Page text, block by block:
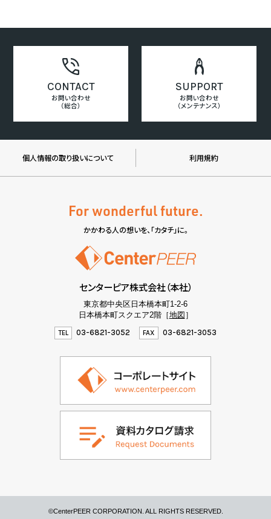
CONTACT
お問い合わせ
（総合）
SUPPORT
お問い合わせ
（メンテナンス）
個人情報の取り扱いについて 利用規約
For wonderful future.
かかわる人の想いを、「カタチ」に。
センターピア株式会社（本社）
東京都中央区日本橋本町1-2-6
日本橋本町スクエア2階［地図 ］
TEL 03-6821-3052 FAX 03-6821-3053
©CenterPEER CORPORATION. ALL RIGHTS RESERVED.